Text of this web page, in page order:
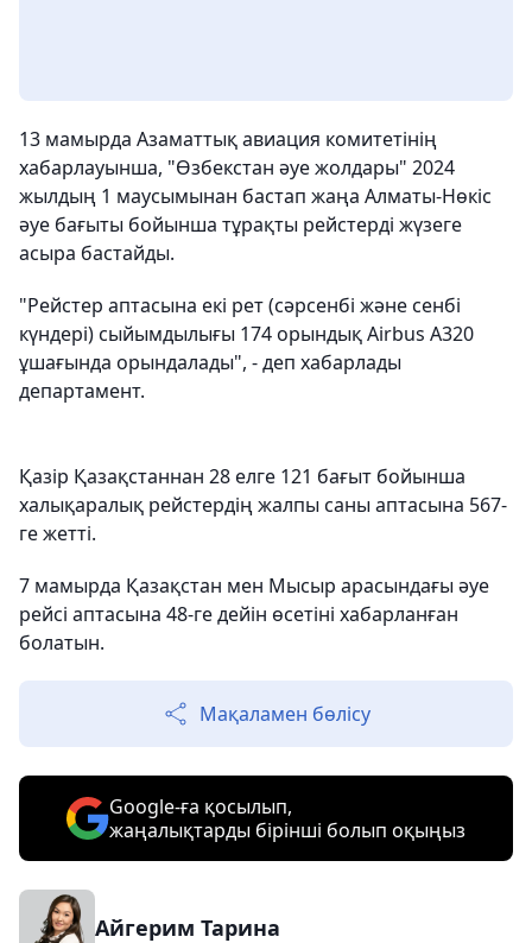
13 мамырда Азаматтық авиация комитетінің
хабарлауынша, "Өзбекстан әуе жолдары" 2024
жылдың 1 маусымынан бастап жаңа Алматы-Нөкіс
әуе бағыты бойынша тұрақты рейстерді жүзеге
асыра бастайды.
"Рейстер аптасына екі рет (сәрсенбі және сенбі
күндері) сыйымдылығы 174 орындық Airbus A320
ұшағында орындалады", - деп хабарлады
департамент.
Қазір Қазақстаннан 28 елге 121 бағыт бойынша
халықаралық рейстердің жалпы саны аптасына 567-
ге жетті.
7 мамырда Қазақстан мен Мысыр арасындағы әуе
рейсі аптасына 48-ге дейін өсетіні хабарланған
болатын.
Мақаламен бөлісу
Google-ға қосылып,
жаңалықтарды бірінші болып оқыңыз
Айгерим Тарина